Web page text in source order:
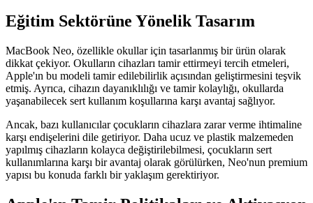
Eğitim Sektörüne Yönelik Tasarım
MacBook Neo, özellikle okullar için tasarlanmış bir ürün olarak
dikkat çekiyor. Okulların cihazları tamir ettirmeyi tercih etmeleri,
Apple'ın bu modeli tamir edilebilirlik açısından geliştirmesini teşvik
etmiş. Ayrıca, cihazın dayanıklılığı ve tamir kolaylığı, okullarda
yaşanabilecek sert kullanım koşullarına karşı avantaj sağlıyor.
Ancak, bazı kullanıcılar çocukların cihazlara zarar verme ihtimaline
karşı endişelerini dile getiriyor. Daha ucuz ve plastik malzemeden
yapılmış cihazların kolayca değiştirilebilmesi, çocukların sert
kullanımlarına karşı bir avantaj olarak görülürken, Neo'nun premium
yapısı bu konuda farklı bir yaklaşım gerektiriyor.